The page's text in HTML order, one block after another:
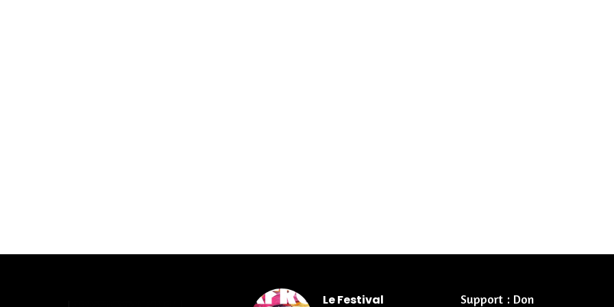
Le Festival Support : Don